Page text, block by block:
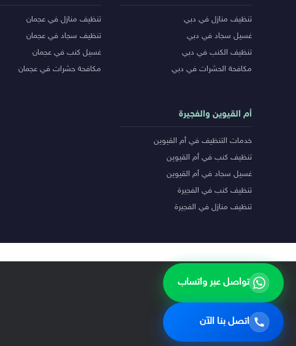
المدن
تنظيف منازل في دبي
غسيل سجاد في دبي
تنظيف الكنب في دبي
مكافحة الحشرات في دبي
تنظيف منازل في عجمان
تنظيف سجاد في عجمان
غسيل كنب في عجمان
مكافحة حشرات في عجمان
أم القيوين والفجيرة
خدمات التنظيف في أم القيوين
تنظيف كنب في أم القيوين
غسيل سجاد في أم القيوين
تنظيف كنب في الفجيرة
تنظيف منازل في الفجيرة
تواصل عبر واتساب
اتصل بنا الآن